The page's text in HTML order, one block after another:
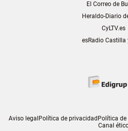
El Correo de
Heraldo-Diario
CyLTV.es
esRadio Castilla
Aviso legal Política de privacidad Política
Canal